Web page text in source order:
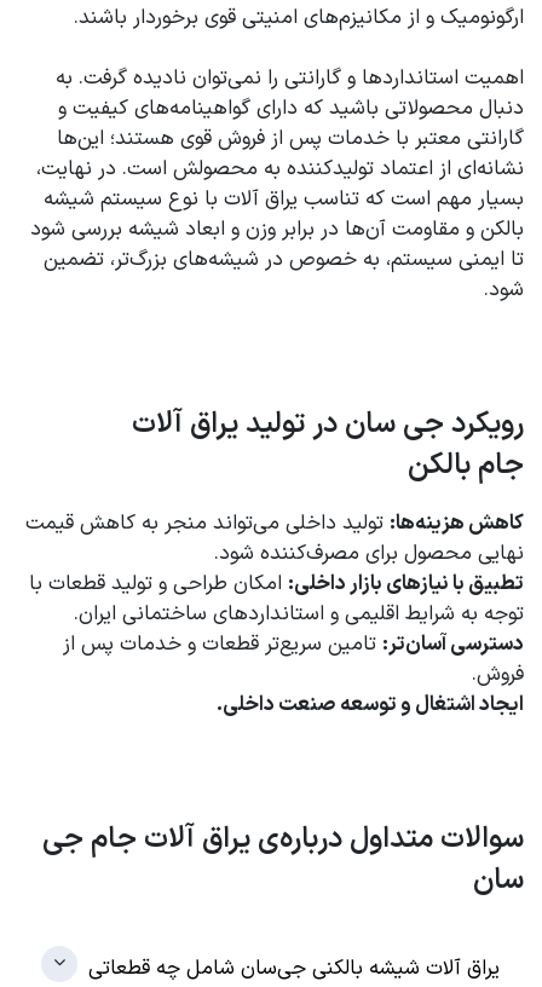
ارگونومیک و از مکانیزم‌های امنیتی قوی برخوردار باشند.
اهمیت استانداردها و گارانتی را نمی‌توان نادیده گرفت. به
دنبال محصولاتی باشید که دارای گواهینامه‌های کیفیت و
گارانتی معتبر با خدمات پس از فروش قوی هستند؛ این‌ها
نشانه‌ای از اعتماد تولیدکننده به محصولش است. در نهایت،
بسیار مهم است که تناسب یراق آلات با نوع سیستم شیشه
بالکن و مقاومت آن‌ها در برابر وزن و ابعاد شیشه بررسی شود
تا ایمنی سیستم، به خصوص در شیشه‌های بزرگ‌تر، تضمین
شود.
رویکرد جی سان در تولید یراق آلات
جام بالکن
کاهش هزینه‌ها: تولید داخلی می‌تواند منجر به کاهش قیمت
نهایی محصول برای مصرف‌کننده شود.
تطبیق با نیازهای بازار داخلی: امکان طراحی و تولید قطعات با
توجه به شرایط اقلیمی و استانداردهای ساختمانی ایران.
دسترسی آسان‌تر: تامین سریع‌تر قطعات و خدمات پس از
فروش.
ایجاد اشتغال و توسعه صنعت داخلی.
سوالات متداول درباره‌ی یراق آلات جام جی
سان
یراق آلات شیشه بالکنی جی‌سان شامل چه قطعاتی